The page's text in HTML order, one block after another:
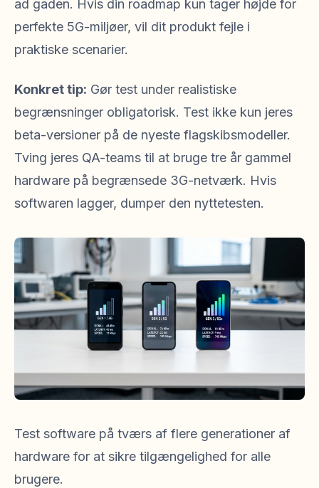
ad gaden. Hvis din roadmap kun tager højde for
perfekte 5G-miljøer, vil dit produkt fejle i
praktiske scenarier.
Konkret tip: Gør test under realistiske
begrænsninger obligatorisk. Test ikke kun jeres
beta-versioner på de nyeste flagskibsmodeller.
Tving jeres QA-teams til at bruge tre år gammel
hardware på begrænsede 3G-netværk. Hvis
softwaren lagger, dumper den nyttetesten.
Test software på tværs af flere generationer af
hardware for at sikre tilgængelighed for alle
brugere.